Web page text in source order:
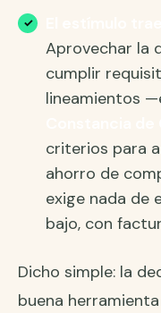
Aprovechar la
cumplir
lineamientos
criterios para
ahorro de
exige nada de
bajo, con
Dicho simple: la
buena